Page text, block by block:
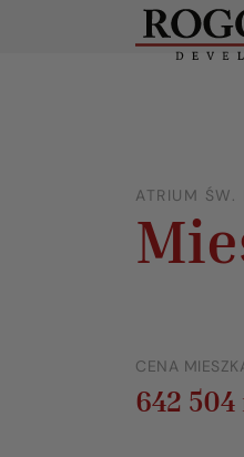
ATRIUM ŚW.
CENA
642 504